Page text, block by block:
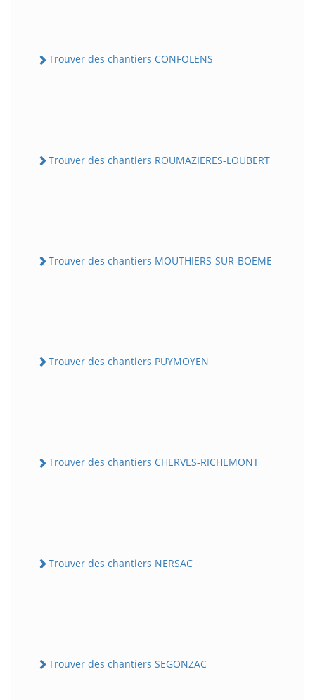
Trouver des chantiers CONFOLENS
Trouver des chantiers ROUMAZIERES-LOUBERT
Trouver des chantiers MOUTHIERS-SUR-BOEME
Trouver des chantiers PUYMOYEN
Trouver des chantiers CHERVES-RICHEMONT
Trouver des chantiers NERSAC
Trouver des chantiers SEGONZAC